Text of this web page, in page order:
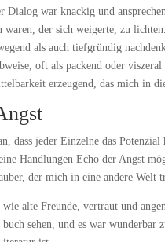
Dialog war knackig und
der sich weigerte, zu
als auch tiefgründig
oft als packend oder
erzeugend, das mich in
dass jeder Einzelne das
Handlungen Echo der Angst
der mich in eine andere Welt
alte Freunde, vertraut und
sehen, und es war